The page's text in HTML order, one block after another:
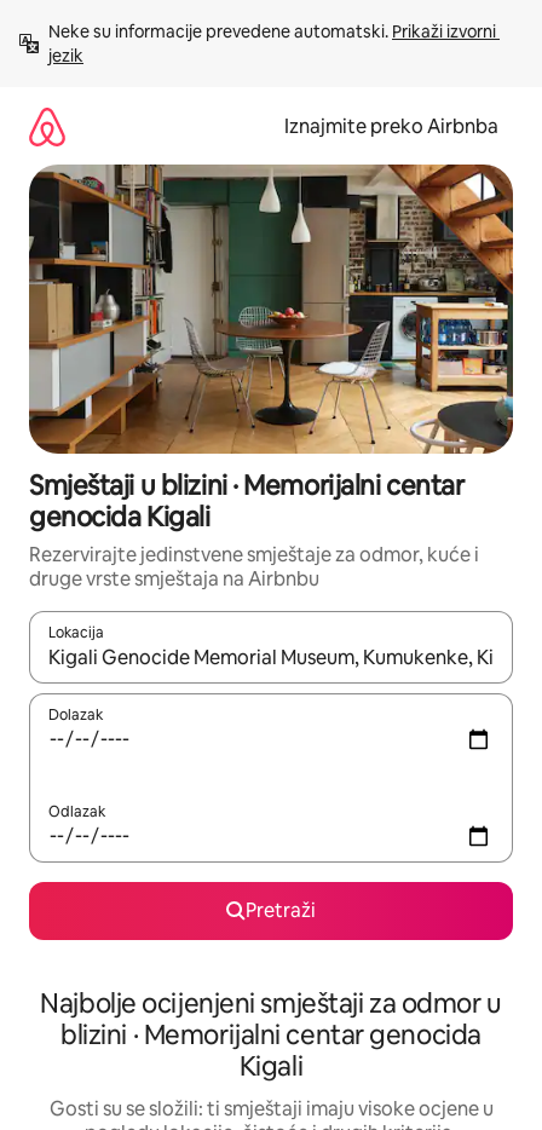
sadržaj
Neke su informacije prevedene automatski. Prikaži izvorni
jezik
Iznajmite preko Airbnba
Smještaji u blizini · Memorijalni centar
genocida Kigali
Rezervirajte jedinstvene smještaje za odmor, kuće i
druge vrste smještaja na Airbnbu
Lokacija
Kada budu dostupni rezultati, moći ćete ih pregledati
Dolazak
Odlazak
Pretraži
Najbolje ocijenjeni smještaji za odmor u
blizini · Memorijalni centar genocida
Kigali
Gosti su se složili: ti smještaji imaju visoke ocjene u